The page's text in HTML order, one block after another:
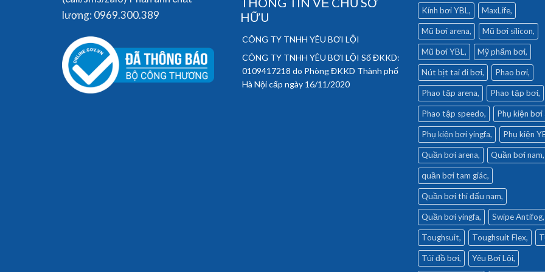
lượng: 0969.300.389
HỮU
CÔNG TY TNHH YÊU BƠI LỘI
CÔNG TY TNHH YÊU BƠI LỘI Số ĐKKD:
0109417218 do Phòng ĐKKD Thành phố
Hà Nội cấp ngày 16/11/2020
Kính bơi YBL MaxLife
Mũ bơi arena Mũ bơi silicon
Mũ bơi YBL Mỹ phẩm bơi
Nút bịt tai đi bơi Phao bơi
Phao tập arena Phao tập bơi
Phao tập speedo Phụ kiện bơi
Phụ kiện bơi yingfa Phụ kiện
Quần bơi arena Quần bơi nam
quần bơi tam giác
Quần bơi thi đấu nam
Quần bơi yingfa Swipe Antifog
Toughsuit Toughsuit Flex
Túi đồ bơi Yêu Bơi Lội